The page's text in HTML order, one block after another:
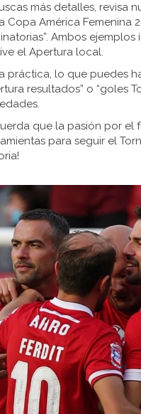
más detalles, revisa
Copa América Femenina
Ambos
el Apertura local.
práctica, lo que puedes
resultados” o “goles
que la pasión por el
para seguir el